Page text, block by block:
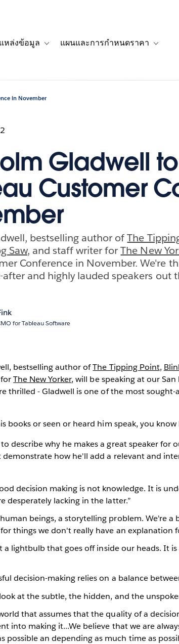
for เรื่องราวของลูกค้า
sub-navigation for โซลูชัน
แหล่งข้อมูล แผนและการกำหนดราคา
in November
Gladwell
Customer
bestselling author ofThe
Saw, and staff writer forThe New
Conference in November. We're
and highly lauded speakers out
for Tableau Software
bestselling author ofThe Tipping Point,
forThe New Yorker, will be speaking at our
thrilled - Gladwell is one of the most
books or seen or heard him speak, you
describe why he makes a great speaker for
demonstrate how he'll add a relevant and
decision making is not knowledge. It is
desperately lacking in the latter.”
human beings, a storytelling problem. We're
things we don't really have an explanation
a lightbulb that goes off inside our heads. It
decision-making relies on a balance
at the subtle, the hidden, and the
that assumes that the quality of a
into making it...We believe that we are
possible an depending as much time as